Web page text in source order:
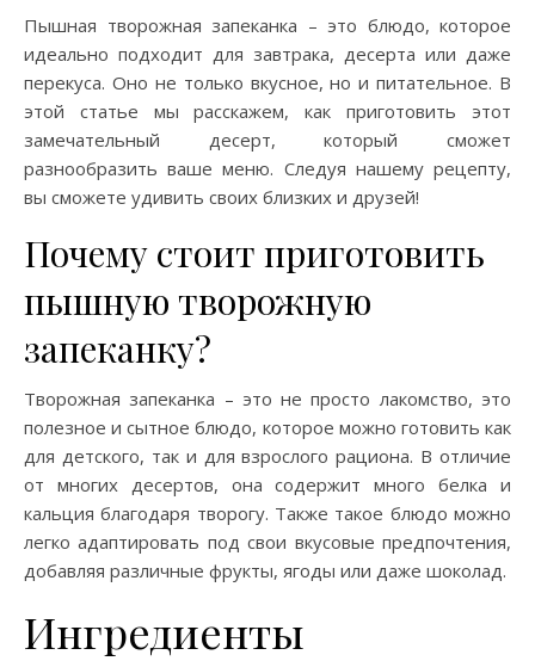
Пышная творожная запеканка – это блюдо, которое
идеально подходит для завтрака, десерта или даже
перекуса. Оно не только вкусное, но и питательное. В
этой статье мы расскажем, как приготовить этот
замечательный десерт, который сможет
разнообразить ваше меню. Следуя нашему рецепту,
вы сможете удивить своих близких и друзей!
Почему стоит приготовить
пышную творожную
запеканку?
Творожная запеканка – это не просто лакомство, это
полезное и сытное блюдо, которое можно готовить как
для детского, так и для взрослого рациона. В отличие
от многих десертов, она содержит много белка и
кальция благодаря творогу. Также такое блюдо можно
легко адаптировать под свои вкусовые предпочтения,
добавляя различные фрукты, ягоды или даже шоколад.
Ингредиенты